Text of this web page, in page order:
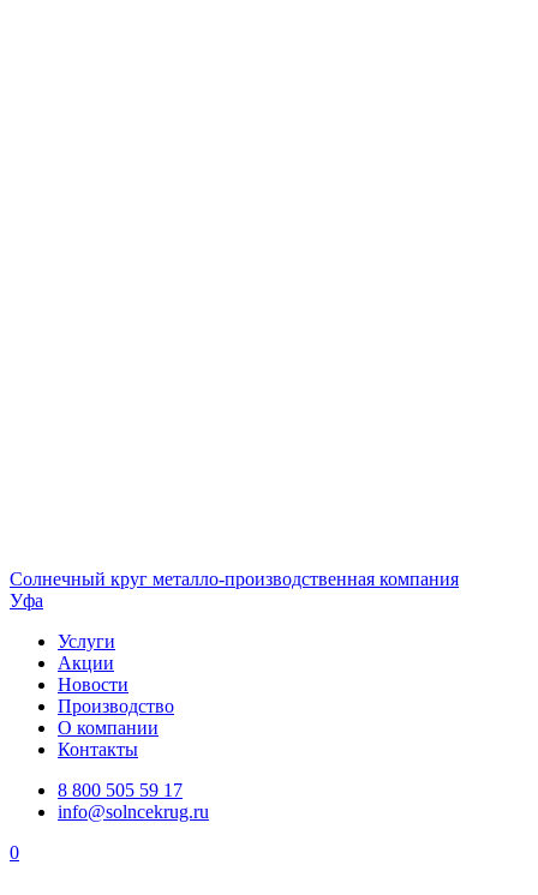
Солнечный круг металло-производственная компания
Уфа
Услуги
Акции
Новости
Производство
О компании
Контакты
8 800 505 59 17
info@solncekrug.ru
0